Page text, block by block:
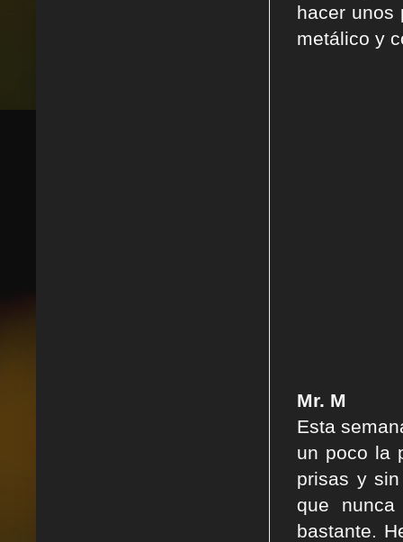
hacer unos
metálico y
Mr. M
Esta
un poco la
prisas y
que
bastante.